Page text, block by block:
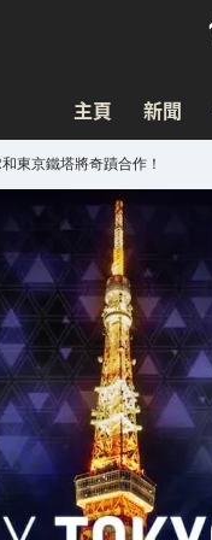
主頁 新聞
東京鐵塔將奇蹟合作！